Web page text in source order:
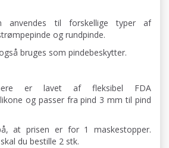
anvendes til forskellige typer af
og rundpinde.
bruges som pindebeskytter.
er lavet af fleksibel FDA
og passer fra pind 3 mm til pind
at prisen er for 1 maskestopper.
du bestille 2 stk.